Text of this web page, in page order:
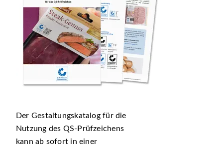
Der Gestaltungskatalog für die
Nutzung des QS-Prüfzeichens
kann ab sofort in einer